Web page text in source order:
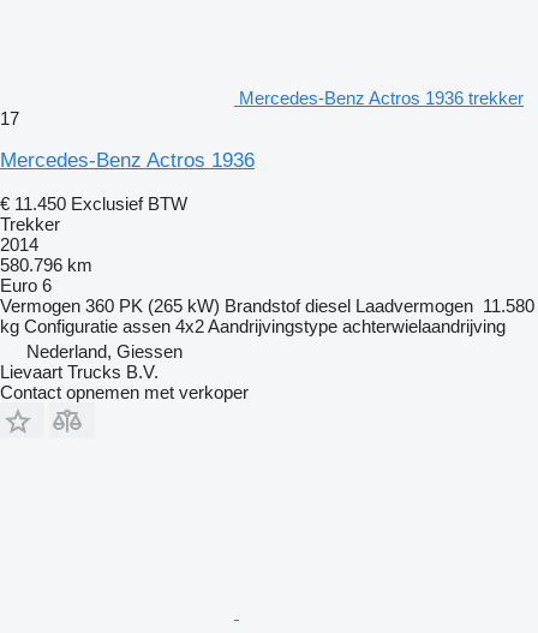
Mercedes-Benz Actros 1936 trekker
17
Mercedes-Benz Actros 1936
€ 11.450 Exclusief BTW
Trekker
2014
580.796 km
Euro 6
Vermogen 360 PK (265 kW) Brandstof diesel Laadvermogen 11.580
kg Configuratie assen 4x2Aandrijvingstype achterwielaandrijving
Nederland, Giessen
Lievaart Trucks B.V.
Contact opnemen met verkoper